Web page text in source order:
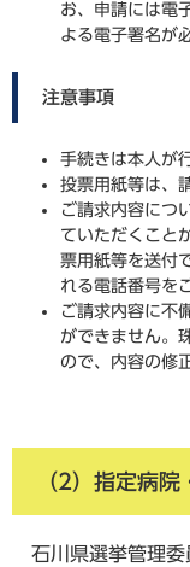
お、申請には電
よる電子署名が
注意事項
手続きは本人が
投票用紙等は、
ご請求内容につ
ていただくこと
票用紙等を送付
れる電話番号を
ご請求内容に不
ができません。
ので、内容の修
（2）指定病
石川県選挙管理